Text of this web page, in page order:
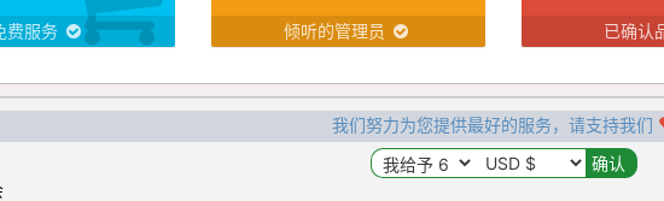
费服务 倾听的管理员 已确认
我们努力为您提供最好的服务，请支持我们